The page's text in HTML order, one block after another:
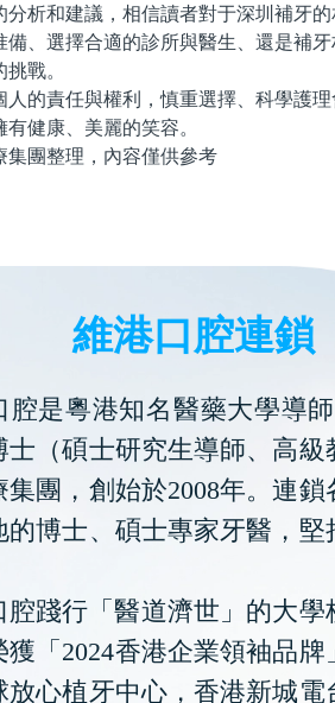
和建議，相信讀者對于深圳補牙的
備、選擇合適的診所與醫生、還是補
戰。
責任與權利，慎重選擇、科學護理
健康、美麗的笑容。
團整理，內容僅供參考
維港口腔連鎖
腔是粵港知名醫藥大學導
士（碩士研究生導師、高級
團，創始於2008年。連鎖
的博士、碩士專家牙醫，堅
腔踐行「醫道濟世」的大學
獲「2024香港企業領袖品
放心植牙中心，香港新城電